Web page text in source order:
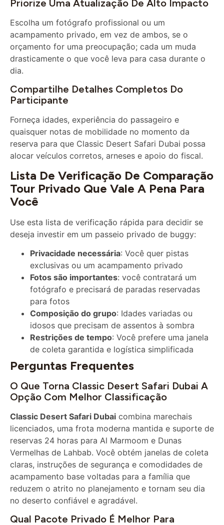
Escolha um fotógrafo profissional ou um
acampamento privado, em vez de ambos, se o
orçamento for uma preocupação; cada um muda
drasticamente o que você leva para casa durante o
dia.
Compartilhe Detalhes Completos Do
Participante
Forneça idades, experiência do passageiro e
quaisquer notas de mobilidade no momento da
reserva para que Classic Desert Safari Dubai possa
alocar veículos corretos, arneses e apoio do fiscal.
Lista De Verificação De Comparação
Tour Privado Que Vale A Pena Para
Você
deseja investir em um passeio privado de buggy:
Privacidade necessária
: Você quer pistas
exclusivas ou um acampamento privado
Fotos são importantes: você contratará um
fotógrafo e precisará de paradas reservadas
para fotos
Composição do grupo
idosos que precisam de assentos à sombra
Restrições de tempo: Você prefere uma janela
de coleta garantida e logística simplificada
Perguntas Frequentes
O Que Torna Classic Desert Safari Dubai A
Opção Com Melhor Classificação
Classic Desert Safari Dubai
combina marechais
licenciados, uma frota moderna mantida e suporte de
reservas 24 horas para Al Marmoom e Dunas
Vermelhas de Lahbab. Você obtém janelas de coleta
claras, instruções de segurança e comodidades de
acampamento base voltadas para a família que
reduzem o atrito no planejamento e tornam seu dia
no deserto confiável e agradável.
Qual Pacote Privado É Melhor Para
Visitantes De Primeira Viagem